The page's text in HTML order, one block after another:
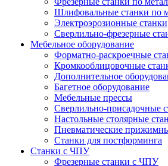
Шлифовальные станки по
Электроэрозионные станки
Сверлильно-фрезерные
Мебельное оборудование
Форматно-раскроечные
Кромкооблицовочные
Дополнительное
Багетное оборудование
Мебельные прессы
Сверлильно-присадочные
Настольные столярные
Пневматические
Станки для постформинга
Станки с ЧПУ
Фрезерные станки с ЧПУ